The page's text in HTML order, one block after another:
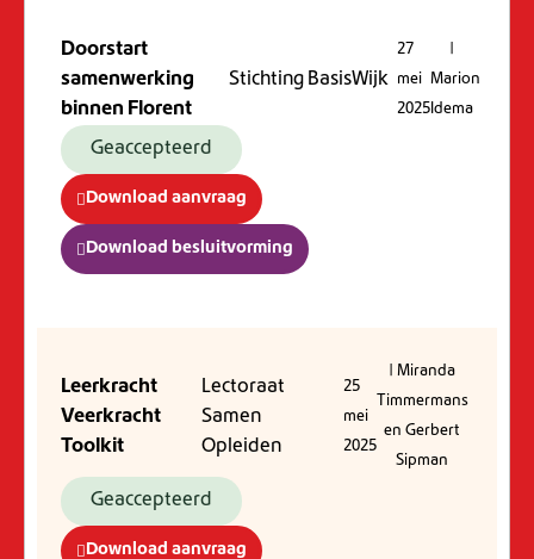
Doorstart
samenwerking
binnen Florent
Stichting BasisWijk
27
mei
2025
Marion
Idema
Geaccepteerd
Download aanvraag
Download besluitvorming
Leerkracht
Veerkracht
Toolkit
Lectoraat
Samen
Opleiden
25
mei
2025
| Miranda
Timmermans
en Gerbert
Sipman
Geaccepteerd
Download aanvraag